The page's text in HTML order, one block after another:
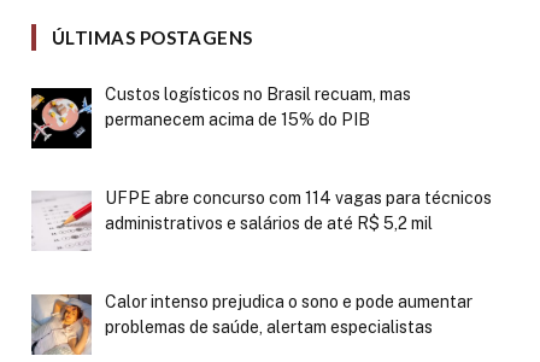
ÚLTIMAS POSTAGENS
Custos logísticos no Brasil recuam, mas
permanecem acima de 15% do PIB
UFPE abre concurso com 114 vagas para técnicos
administrativos e salários de até R$ 5,2 mil
Calor intenso prejudica o sono e pode aumentar
problemas de saúde, alertam especialistas